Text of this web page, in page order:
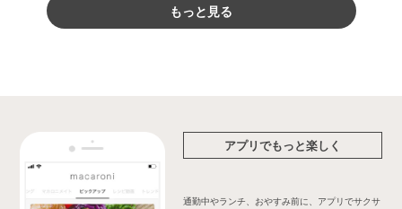
もっと見る
アプリでもっと楽しく
通勤中やランチ、おやすみ前に、アプリでサクサ